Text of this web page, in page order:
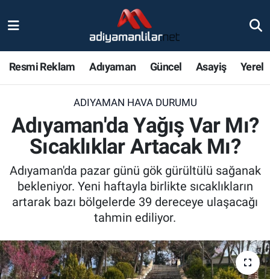
Resmi Reklam Adıyaman Güncel Asayiş Yerel
ADIYAMAN HAVA DURUMU
Adıyaman'da Yağış Var Mı?
Sıcaklıklar Artacak Mı?
Adıyaman'da pazar günü gök gürültülü sağanak
bekleniyor. Yeni haftayla birlikte sıcaklıkların
artarak bazı bölgelerde 39 dereceye ulaşacağı
tahmin ediliyor.
Röportajlar
Magazin
Bölge Haberleri
Gündem
Sağlık
Nöbetçi Eczaneler
Adiyaman Namaz Vakitleri
Trafik Durumu
Süper Lig Puan Durumu ve Fikstür
Tüm Manşetler
Haber Arşivi